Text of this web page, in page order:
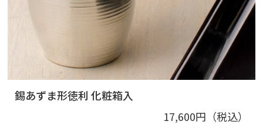
錫あずま形徳利 化粧箱入
17,600円（税込）